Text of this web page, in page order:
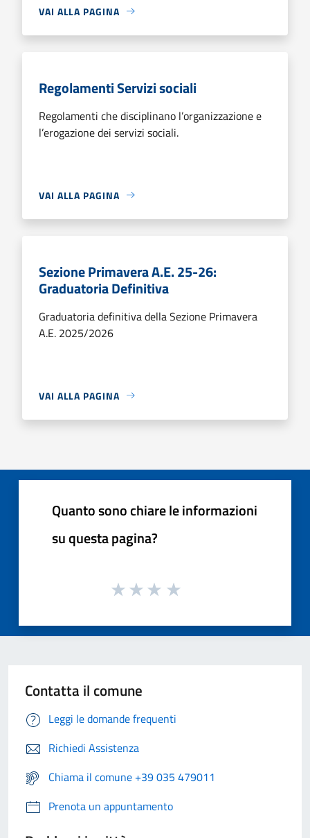
VAI ALLA PAGINA
Regolamenti Servizi sociali
Regolamenti che disciplinano l’organizzazione e
l’erogazione dei servizi sociali.
VAI ALLA PAGINA
Sezione Primavera A.E. 25-26:
Graduatoria Definitiva
Graduatoria definitiva della Sezione Primavera
A.E. 2025/2026
VAI ALLA PAGINA
Quanto sono chiare le informazioni
su questa pagina?
Contatta il comune
Leggi le domande frequenti
Richiedi Assistenza
Chiama il comune +39 035 479011
Prenota un appuntamento